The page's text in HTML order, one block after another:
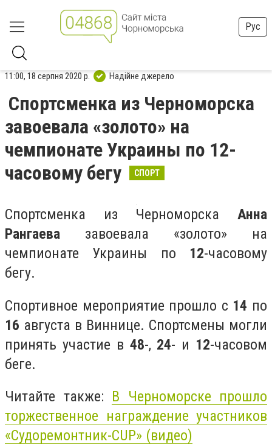
Рус
11:00, 18 серпня 2020 р. Надійне джерело
Спортсменка из Черноморска
завоевала «золото» на
чемпионате Украины по 12-
часовому бегу
СПОРТ
Спортсменка из Черноморска Анна
Рангаева завоевала «золото» на
чемпионате Украины по 12-часовому
бегу.
Спортивное мероприятие прошло с 14 по
16 августа в Виннице. Спортсмены могли
принять участие в 48-, 24- и 12-часовом
беге.
Читайте также: В Черноморске прошло
торжественное награждение участников
«Судоремонтник-CUP» (видео)